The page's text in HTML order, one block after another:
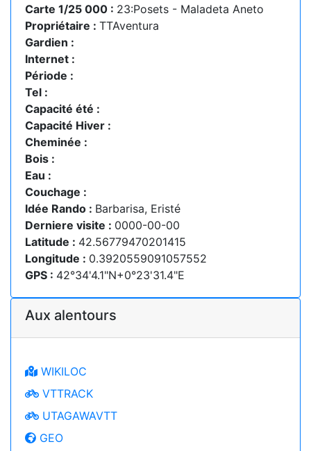
Carte 1/25 000 : 23:Posets - Maladeta Aneto
Propriétaire : TTAventura
Gardien :
Internet :
Période :
Tel :
Capacité été :
Capacité Hiver :
Cheminée :
Bois :
Eau :
Couchage :
Idée Rando : Barbarisa, Eristé
Derniere visite : 0000-00-00
Latitude : 42.56779470201415
Longitude : 0.3920559091057552
GPS : 42°34'4.1"N+0°23'31.4"E
Aux alentours
WIKILOC
VTTRACK
UTAGAWAVTT
GEO